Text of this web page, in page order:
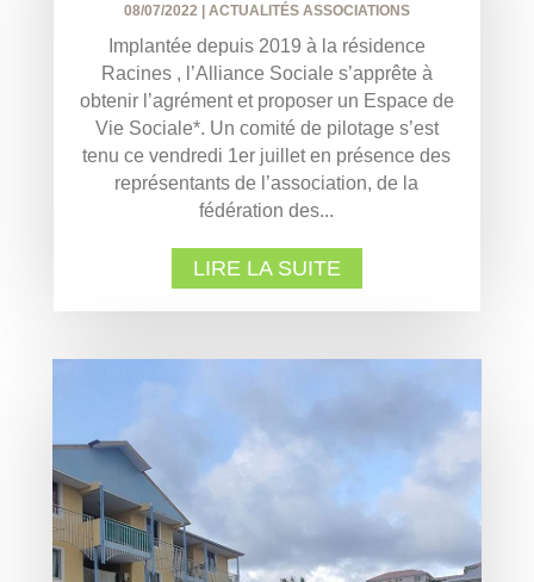
08/07/2022 ACTUALITÉS ASSOCIATIONS
Implantée depuis 2019 à la résidence
Racines , l’Alliance Sociale s’apprête à
obtenir l’agrément et proposer un Espace de
Vie Sociale*. Un comité de pilotage s’est
tenu ce vendredi 1er juillet en présence des
représentants de l’association, de la
fédération des...
LIRE LA SUITE